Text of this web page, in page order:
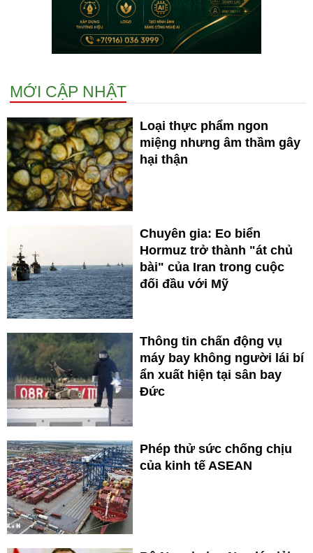
MỚI CẬP NHẬT
Loại thực phẩm ngon
miệng nhưng âm thầm gây
hại thận
Chuyên gia: Eo biển
Hormuz trở thành "át chủ
bài" của Iran trong cuộc
đối đầu với Mỹ
Thông tin chấn động vụ
máy bay không người lái bí
ẩn xuất hiện tại sân bay
Đức
Phép thử sức chống chịu
của kinh tế ASEAN